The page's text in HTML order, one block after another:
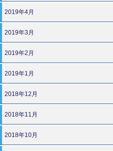
2019年4月
2019年3月
2019年2月
2019年1月
2018年12月
2018年11月
2018年10月